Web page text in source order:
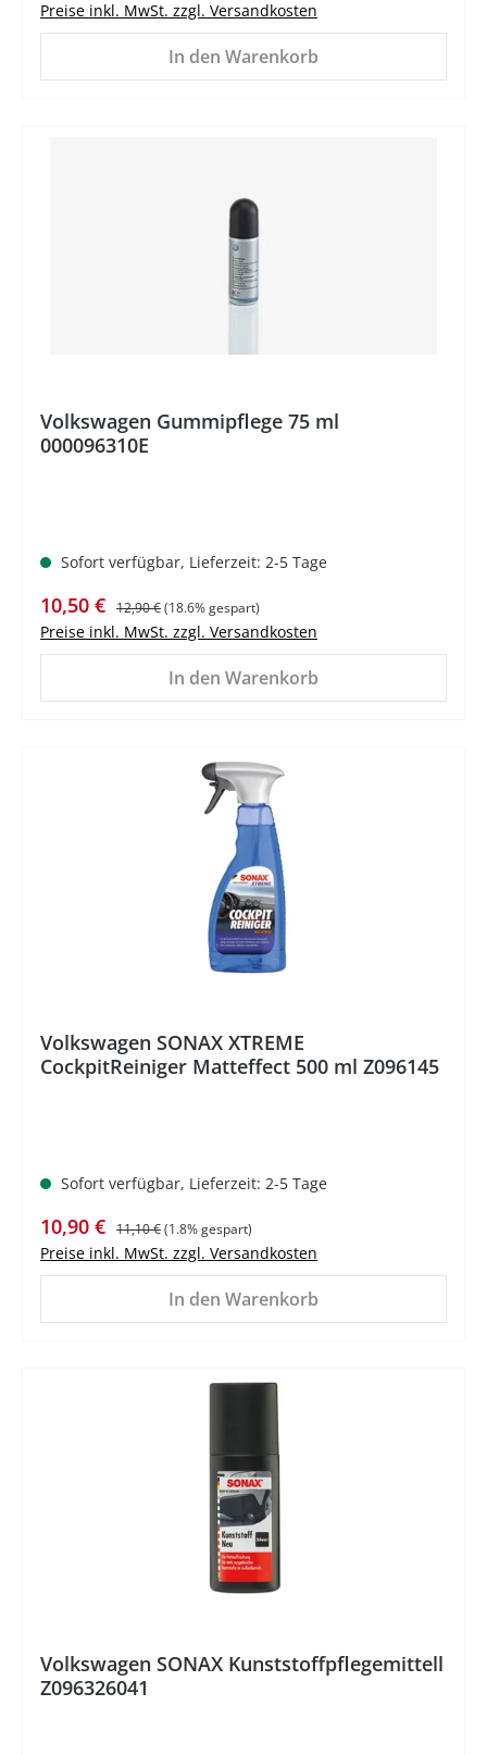
Preise inkl. MwSt. zzgl. Versandkosten
In den Warenkorb
Volkswagen Gummipflege 75 ml
000096310E
Sofort verfügbar, Lieferzeit: 2-5 Tage
Verkaufspreis:
10,50 € Regulärer Preis:
12,90 €(18.6% gespart)
Preise inkl. MwSt. zzgl. Versandkosten
In den Warenkorb
Volkswagen SONAX XTREME
CockpitReiniger Matteffect 500 ml Z096145
Sofort verfügbar, Lieferzeit: 2-5 Tage
Verkaufspreis:
10,90 € Regulärer Preis:
11,10 €(1.8% gespart)
Preise inkl. MwSt. zzgl. Versandkosten
In den Warenkorb
Volkswagen SONAX Kunststoffpflegemittell
Z096326041